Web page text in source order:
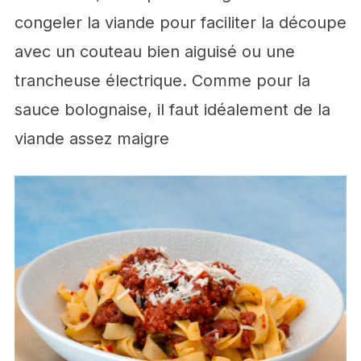
congeler la viande pour faciliter la découpe
avec un couteau bien aiguisé ou une
trancheuse électrique. Comme pour la
sauce bolognaise, il faut idéalement de la
viande assez maigre